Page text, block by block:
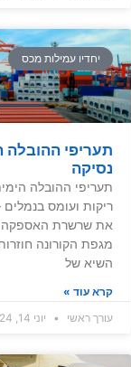
יחדיו עמילות מכס
תעריפי
נסיקה
תעריפי ההובלה
ריקות ועומס בנמלים
את שרשרת האספקה
מגפת הקורונה
השיא של
קרא עוד »
עורך ראשי
יוני 14, 2024